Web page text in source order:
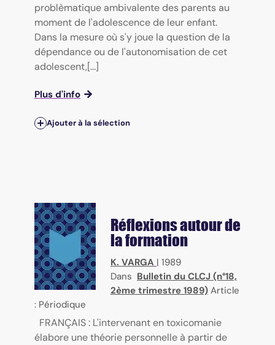
problèmatique ambivalente des parents au
moment de l'adolescence de leur enfant.
Dans la mesure où s'y joue la question de la
dépendance ou de l'autonomisation de cet
adolescent,[...]
Plus d'info
Ajouter à la sélection
Réflexions autour de
la formation
K. VARGA | 1989
Dans Bulletin du CLCJ (n°18,
2ème trimestre 1989) Article
: Périodique
FRANÇAIS : L'intervenant en toxicomanie
élabore une théorie personnelle à partir de